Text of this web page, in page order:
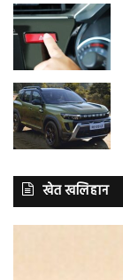
खेत खलिहान